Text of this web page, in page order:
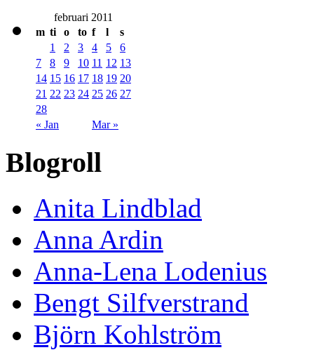
februari 2011
m ti o to f l s
« Jan Mar »
1 2 3 4 5
6
7
8 9 10 11 12 13
14 15 16 17 18 19 20
21 22 23 24 25 26 27
28
Blogroll
Anita Lindblad
Anna Ardin
Anna-Lena Lodenius
Bengt Silfverstrand
Björn Kohlström